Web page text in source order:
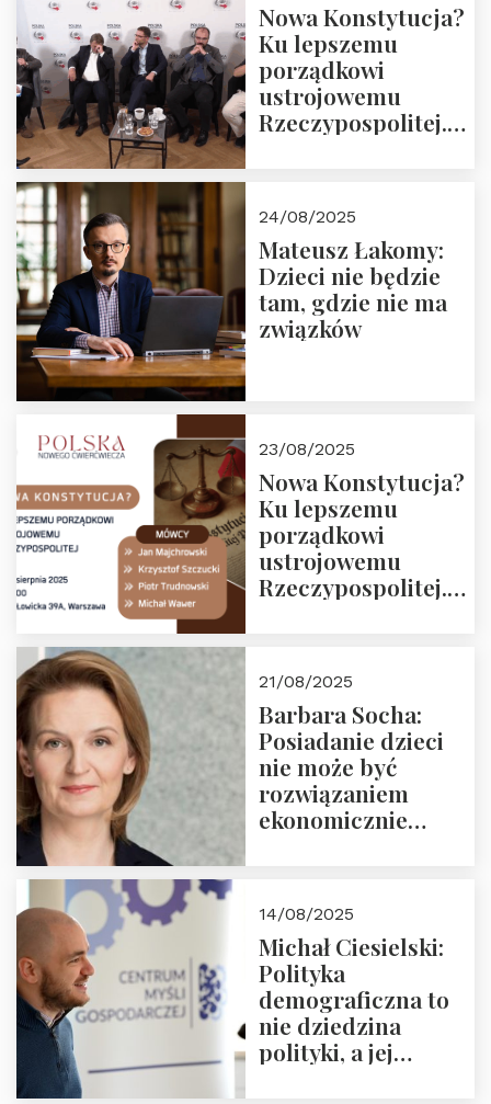
Nowa Konstytucja?
Ku lepszemu
porządkowi
ustrojowemu
Rzeczypospolitej.
24/08/2025
Mateusz Łakomy:
Dzieci nie będzie
tam, gdzie nie ma
związków
23/08/2025
Nowa Konstytucja?
Ku lepszemu
porządkowi
ustrojowemu
Rzeczypospolitej.
Nowego
Ćwierćwiecza”
21/08/2025
Barbara Socha:
Posiadanie dzieci
nie może być
rozwiązaniem
ekonomicznie
14/08/2025
Michał Ciesielski:
Polityka
demograficzna to
nie dziedzina
polityki, a jej